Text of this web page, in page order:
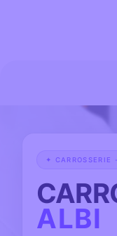
✦ CARROSSERIE
ALBI